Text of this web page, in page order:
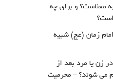
معناست؟ و برای چه
زمان (عج) شبیه
در زن یا مرد بعد از
می شوند؟ – محرمیت